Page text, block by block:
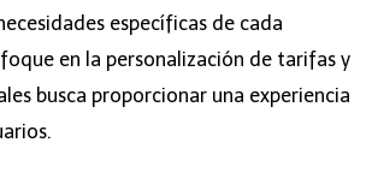
específicas de cada
en la personalización de tarifas y
busca proporcionar una experiencia